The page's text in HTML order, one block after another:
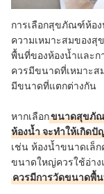
การเลือกสุขภัณฑ์ห้อ
ความเหมาะสมของ
พื้นที่ของห้องน้ำและ
ควรมีขนาดที่เหมาะ
มีขนาดที่แตกต่างกัน
หากเลือกขนาดสุขภัณ
ห้องน้ำ จะทำให้เกิด
เช่น ห้องน้ำขนาดเล็
ขนาดใหญ่ควรใช้อ่าง
ควรมีการวัดขนาดพื้